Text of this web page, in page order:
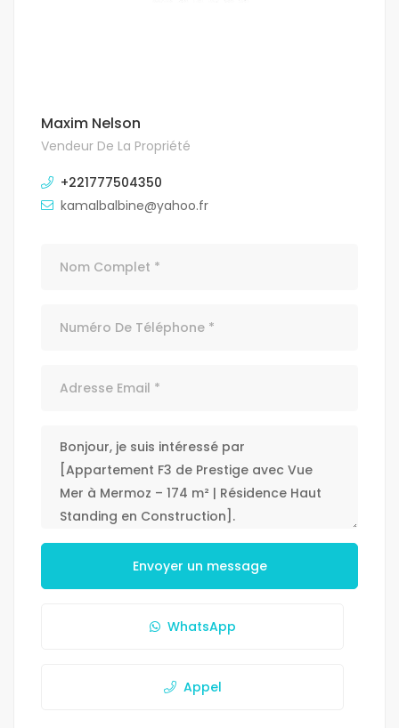
Maxim Nelson
Vendeur De La Propriété
+221777504350
kamalbalbine@yahoo.fr
Envoyer un message
WhatsApp
Appel